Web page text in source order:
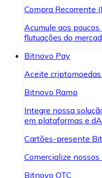
Compra Recorrente
Acumule aos
flutuações do
Bitnovo Pay
Aceite
Bitnovo Ramp
Integre nossa
em plataformas e
Cartões-presente
Comercialize
Bitnovo OTC